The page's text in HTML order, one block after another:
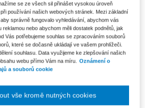
e-knih?
1 018 Kč
Ušetříte 535 Kč
DMOC 1 553 Kč
kniha + E-kniha
ke stažení
do 2 pracovních dnů
vystavovat daňové doklady. Budou vám
e-mailem.
se ze všech sil přinášet vysokou úroveň
používání našich webových stránek. Mezi základní
správně fungovalo vyhledávání, abychom vás
reklamou nebo abychom měli dostatek podnětů, jak
Vás potřebujeme souhlas se zpracováním souborů
které se dočasně ukládají ve vašem prohlížeči.
souhlasu. Data využijeme ke zlepšování našich
webu přímo Vám na míru. Oznámení o
a souborů cookie
vše kromě nutných cookies